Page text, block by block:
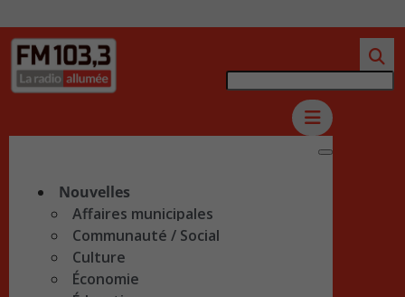
Nouvelles
Affaires municipales
Communauté / Social
Culture
Économie